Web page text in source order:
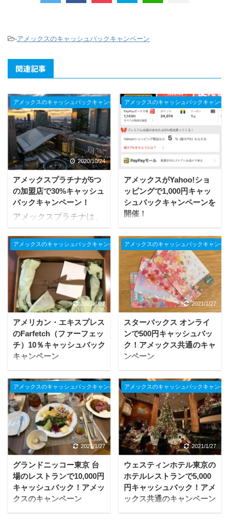
-アメックスのキャッシュバックキャンペーン
関連記事
アメックスのキャッシュバックキャンペーン
2020/10/24
アメックスプラチナが5つ
の加盟店で30%キャッシュ
バックキャンペーン！
アメックスプラチナは、
暮らしを応援する5つの
加盟店でキャッシュバッ
クのキャンペーンを開催
しています。 Uber
Eats、ヨドバシ.com、ビ
ックカメラグループ、高
島屋、エノテカ・オンラ
インで、トータル10万円
(税込)の購入分までが
30％OFFになってパワフ
ルなキャンペーンです。
年7月21日(火)～10月20
日(火) 条件 (1)キャンペー
ンに事前登録 (2)以下の
ショップでお買い物 ・
Uber Eats ・ヨドバ
シ.com ・ビックカメ
ラ.com ・コジマネット
・ソフマッ ...
アメックスのキャッシュバックキャンペ
2021/1/27
アメックスがYahoo!ショ
ッピングで1,000円キャッ
シュバックキャンペーンを
開催！
アメックスはYahoo!ショ
ッピングで1,000円キャ
ッシュバックキャンペー
ンを開催しています。 事
前登録期間/キャンペーン
期間 2020年4月28日～6
月30日 条件 (1)キャンペ
ーンに事前登録 (先着
100,000名限定)
(2)Yahoo!ショッピング、
PayPayモールで5,000円
シュバック 対象 楽天カ
ード以外のカード会社が
発行するアメックスカー
ド ・アメックス ・クレ
ディセゾン ・エムアイカ
ード ・三菱UFJニコス
対象外の商品 ・さと ...
アメックスのキャッシュバックキャンペーン
2021/1/27
アメリカン・エキスプレス
のFarfetch（ファーフェッ
チ）10％キャッシュバック
キャンペーン
アメックスは
Farfetch（ファーフェッ
チ）で10%キャッシュバ
ックキャンペーンを開催
しています。 数多くのラ
グジュアリーブランドの
ファッションアイテムを
お得に購入できる好機で
す。 事前登録期間/キャ
ンペーン期間 2020年5月
19日(火)～6月15日(月) 条
アメックスのキャッシュバックキャンペ
2021/1/27
スターバックス オンライ
ンで500円キャッシュバッ
ク！アメックス共通のキャ
ンペーン
アメックスはスターバッ
クス オンラインサービス
で500円キャッシュバッ
クキャンペーン（最大
500円）を開催していま
す。 事前登録期間 / キャ
ンペーン期間 2020年2月
20日～5月19日 条件 (1)
キャンペーンに事前登録
(2)スターバックスの公式
ウェブサイト、 公式モバ
アメックスのキャッシュバックキャンペーン
2021/1/27
グランドニッコー東京 台
場のレストランで10,000円
キャッシュバック！アメッ
クスのキャンペーン
アメリカン・エキスプレ
アメックスのキャッシュバックキャンペ
2021/1/27
ウェスティンホテル東京の
ホテルレストランで5,000
円キャッシュバック！アメ
ックス共通のキャンペーン
アメリカン・エキスプレ